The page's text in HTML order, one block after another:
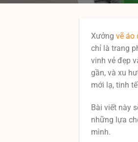
Xưởng vẽ áo
chỉ là trang
vinh vẻ đẹp
gần, và xu
mới lạ, tinh
Bài viết này
những lựa
mình.